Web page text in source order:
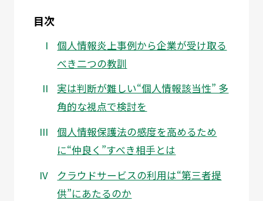
目次
個人情報炎上事例から企業が受け取る
べき二つの教訓
実は判断が難しい“個人情報該当性” 多
角的な視点で検討を
個人情報保護法の感度を高めるため
に“仲良く”すべき相手とは
クラウドサービスの利用は“第三者提
供”にあたるのか